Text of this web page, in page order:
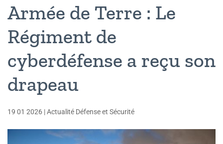
Armée de Terre : Le
Régiment de
cyberdéfense a reçu son
drapeau
19 01 2026 |Actualité Défense et Sécurité